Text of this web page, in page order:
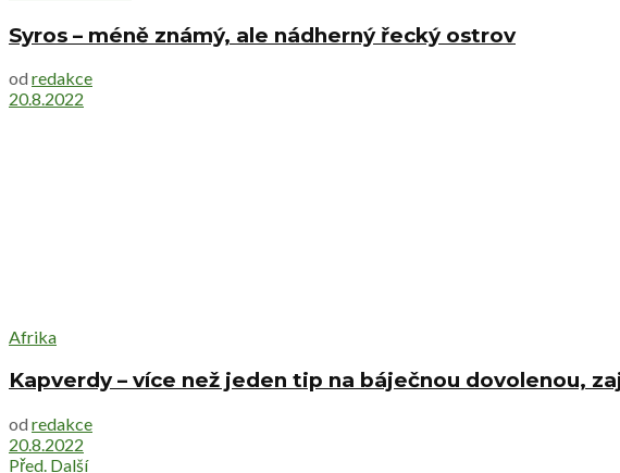
Syros – méně známý, ale nádherný řecký ostrov
od redakce
20.8.2022
Afrika
Kapverdy – více než jeden tip na báječnou dovolenou,
od redakce
20.8.2022
Před. Další